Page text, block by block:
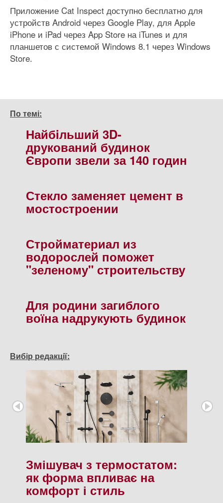
Приложение Cat Inspect доступно бесплатно для
устройств Android через Google Play, для Apple
iPhone и iPad через App Store на iTunes и для
планшетов с системой Windows 8.1 через Windows
Store.
По темі:
Найбiльший 3D-
друкований будинок
Європи звели за 140 годин
Стекло заменяет цемент в
мостостроении
Стройматериал из
водорослей поможет
"зеленому" строительству
Для родини загиблого
воїна надрукують будинок
Вибір редакції:
Змішувач з термостатом:
як форма впливає на
комфорт і стиль